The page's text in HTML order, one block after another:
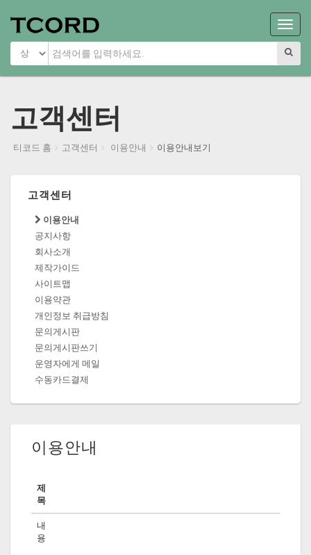
Main
Menu
고객센터
티코드 홈 고객센터 이용안내 이용안내보기
고객센터
이용안내
공지사항
회사소개
제작가이드
사이트맵
이용약관
개인정보 취급방침
문의게시판
문의게시판쓰기
운영자에게 메일
수동카드결제
이용안내
제
목
내
용